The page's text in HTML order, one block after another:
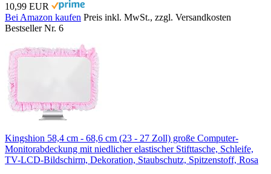
10,99 EUR
Bei Amazon kaufen Preis inkl. MwSt., zzgl. Versandkosten
Bestseller Nr. 6
Kingshion 58,4 cm - 68,6 cm (23 - 27 Zoll) große Computer-
Monitorabdeckung mit niedlicher elastischer Stifttasche, Schleife,
TV-LCD-Bildschirm, Dekoration, Staubschutz, Spitzenstoff, Rosa